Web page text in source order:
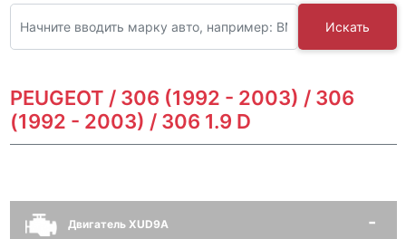
Искать
PEUGEOT / 306 (1992 - 2003) / 306
(1992 - 2003) / 306 1.9 D
Двигатель XUD9A